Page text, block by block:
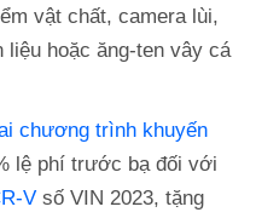
vật chất, camera lùi,
liệu hoặc ăng-ten vây cá
chương trình khuyến
lệ phí trước bạ đối với
V số VIN 2023, tặng